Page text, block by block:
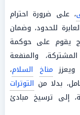
، على ضرورة احترام
للحدود، وضمان
نهج يقوم على حوكمة
والمنفعة
ويعززمناخ السلام،
بدلا من التوترات
إلى ترسيخ مبادئ